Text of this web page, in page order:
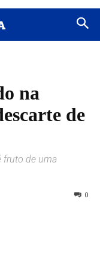
na
de
fruto de uma
0